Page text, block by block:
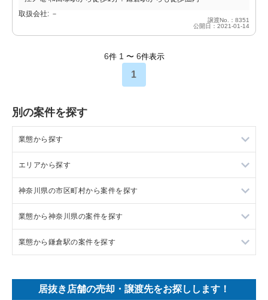
取扱会社: －
譲渡No.：8351
公開日：2021-01-14
6件 1 〜 6件表示
1
別の案件を探す
業態から探す
ラーメンの居抜き売却物件の案件一覧
フランス料理の居抜き売却物件の案件一覧
イタリア料理の居抜き売却物件の案件一覧
中華の居抜き売却物件の案件一覧
寿司の居抜き売却物件の案件一覧
エリアから探す
東京23区の飲食店の居抜き売却物件の案件一覧
東京都下の飲食店の居抜き売却物件の案件一覧
千葉県の飲食店の居抜き売却物件の案件一覧
神奈川県の飲食店の居抜き売却物件の案件一覧
神奈川県の市区町村から案件を探す
大和市の飲食店の居抜き売却物件の案件一覧
鎌倉市の飲食店の居抜き売却物件の案件一覧
川崎市高津区の飲食店の居抜き売却物件の案件一覧
業態から神奈川県の案件を探す
神奈川県のラーメンの居抜き売却物件の案件一覧
神奈川県のイタリア料理の居抜き売却物件の案件一覧
業態から鎌倉駅の案件を探す
鎌倉駅のフランス料理の居抜き売却物件の案件一覧
居抜き店舗の売却・譲渡先をお探しします！